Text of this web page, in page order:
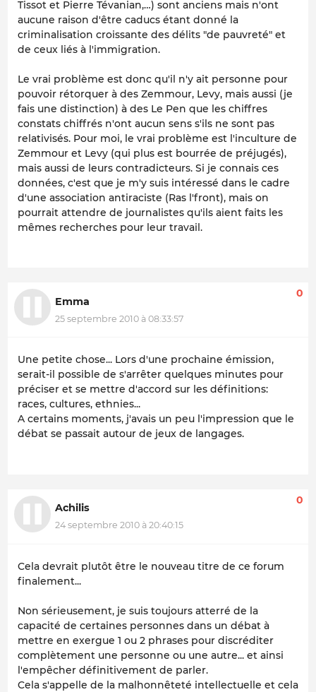
Tissot et Pierre Tévanian,…) sont anciens mais n'ont
aucune raison d'être caducs étant donné la
criminalisation croissante des délits "de pauvreté" et
de ceux liés à l'immigration.
Le vrai problème est donc qu'il n'y ait personne pour
pouvoir rétorquer à des Zemmour, Levy, mais aussi (je
fais une distinction) à des Le Pen que les chiffres
constats chiffrés n'ont aucun sens s'ils ne sont pas
relativisés. Pour moi, le vrai problème est l'inculture de
Zemmour et Levy (qui plus est bourrée de préjugés),
mais aussi de leurs contradicteurs. Si je connais ces
données, c'est que je m'y suis intéressé dans le cadre
d'une association antiraciste (Ras l'front), mais on
pourrait attendre de journalistes qu'ils aient faits les
mêmes recherches pour leur travail.
Emma
25 septembre 2010 à 08:33:57
0
Une petite chose... Lors d'une prochaine émission,
serait-il possible de s'arrêter quelques minutes pour
préciser et se mettre d'accord sur les définitions:
races, cultures, ethnies...
A certains moments, j'avais un peu l'impression que le
débat se passait autour de jeux de langages.
Achilis
24 septembre 2010 à 20:40:15
0
Cela devrait plutôt être le nouveau titre de ce forum
finalement...
Non sérieusement, je suis toujours atterré de la
capacité de certaines personnes dans un débat à
mettre en exergue 1 ou 2 phrases pour discréditer
complètement une personne ou une autre... et ainsi
l'empêcher définitivement de parler.
Cela s'appelle de la malhonnêteté intellectuelle et cela